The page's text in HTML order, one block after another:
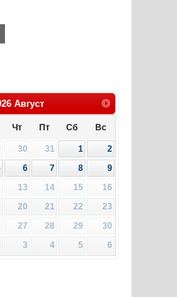
Август
Чт Пт Сб Вс
30 31 1
2
6 7 8
9
13 14 15
16
20 21 22
23
27 28 29
30
3 4 5 6